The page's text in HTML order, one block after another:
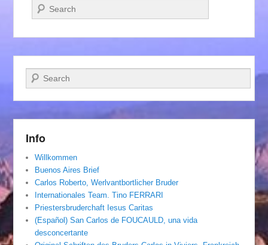
Suchen
Suchen
Info
Willkommen
Buenos Aires Brief
Carlos Roberto, Werlvantbortlicher Bruder
Internationales Team. Tino FERRARI
Priestersbruderchaft Iesus Caritas
(Español) San Carlos de FOUCAULD, una vida
desconcertante